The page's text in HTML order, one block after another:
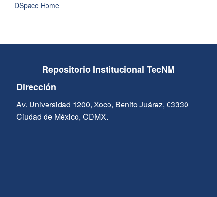
DSpace Home
Repositorio Institucional TecNM
Dirección
Av. Universidad 1200, Xoco, Benito Juárez, 03330
Ciudad de México, CDMX.